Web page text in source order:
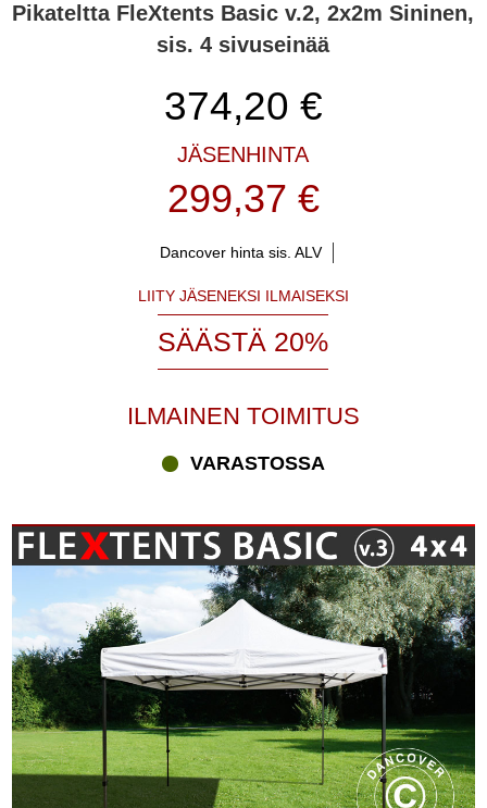
Pikateltta FleXtents Basic v.2, 2x2m Sininen,
sis. 4 sivuseinää
374,20 €
JÄSENHINTA
299,37 €
Dancover hinta sis. ALV
LIITY JÄSENEKSI ILMAISEKSI
SÄÄSTÄ 20%
ILMAINEN TOIMITUS
VARASTOSSA